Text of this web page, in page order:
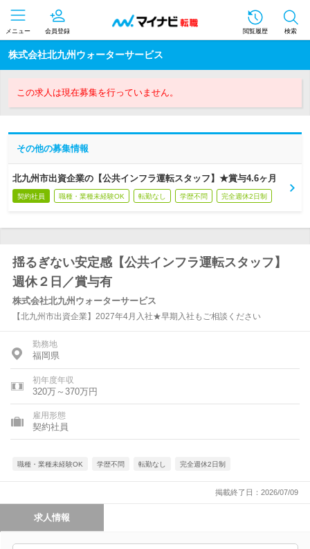
メニュー 会員登録 閲覧履歴 検索
株式会社北九州ウォーターサービス
この求人は現在募集を行っていません。
その他の募集情報
北九州市出資企業の【公共インフラ運転スタッフ】★賞与4.6ヶ月
契約社員 職種・業種未経験OK 転勤なし 学歴不問 完全週休2日制
揺るぎない安定感【公共インフラ運転スタッフ】
週休２日／賞与有
株式会社北九州ウォーターサービス
【北九州市出資企業】2027年4月入社★早期入社もご相談ください
勤務地
福岡県
初年度年収
320万～370万円
雇用形態
契約社員
職種・業種未経験OK 学歴不問 転勤なし 完全週休2日制
掲載終了日：2026/07/09
求人情報